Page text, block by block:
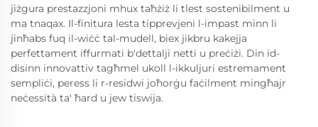
jiżgura prestazzjoni mhux taħżiż li tlest sostenibilment u
ma tnaqax. Il-finitura lesta tipprevjeni l-impast minn li
jinħabs fuq il-wiċċ tal-mudell, biex jikbru kakejja
perfettament iffurmati b'dettalji netti u preċiżi. Din id-
disinn innovattiv tagħmel ukoll l-ikkuljuri estremament
sempliċi, peress li r-residwi joħorġu faċilment mingħajr
neċessità ta' ħard u jew tiswija.